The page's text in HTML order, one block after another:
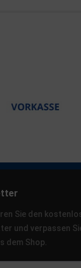
Sie den
und verpassen
dem Shop.